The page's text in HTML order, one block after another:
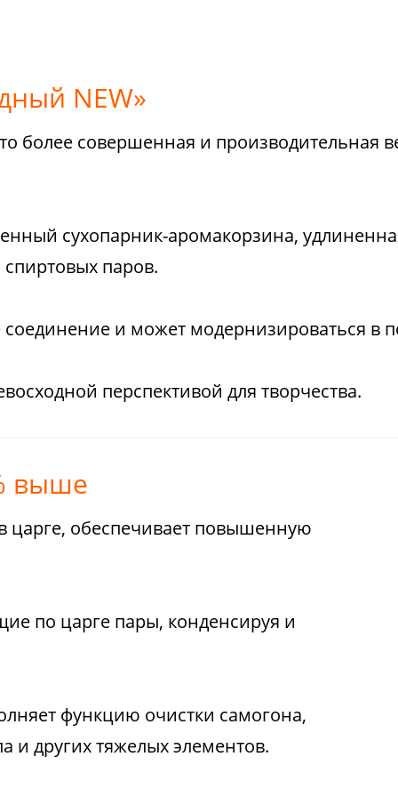
NEW»
более совершенная и производительная
сухопарник-аромакорзина,
паров.
и может модернизироваться в
перспективой для творчества.
выше
царге, обеспечивает повышенную
по царге пары, конденсируя и
функцию очистки самогона,
других тяжелых элементов.